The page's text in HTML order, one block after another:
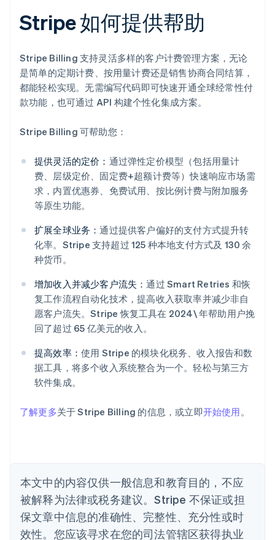
Stripe 如何提供帮助
Stripe Billing 支持灵活多样的客户计费管理方案，无论
是简单的定期计费、按用量计费还是销售协商合同结算，
都能轻松实现。无需编写代码即可快速开通全球经常性付
款功能，也可通过 API 构建个性化集成方案。
Stripe Billing 可帮助您：
提供灵活的定价： 通过弹性定价模型（包括用量计
费、层级定价、固定费+超额计费等）快速响应市场需
求，内置优惠券、免费试用、按比例计费与附加服务
等原生功能。
扩展全球业务：通过提供客户偏好的支付方式提升转
化率。Stripe 支持超过 125 种本地支付方式及 130 余
种货币。
增加收入并减少客户流失：通过 Smart Retries 和恢
复工作流程自动化技术，提高收入获取率并减少非自
愿客户流失。Stripe 恢复工具在 2024\ 年帮助用户挽
回了超过 65 亿美元的收入。
提高效率： 使用 Stripe 的模块化税务、收入报告和数
据工具，将多个收入系统整合为一个。轻松与第三方
软件集成。
了解更多关于 Stripe Billing 的信息，或立即开始使用。
本文中的内容仅供一般信息和教育目的，不应
被解释为法律或税务建议。Stripe 不保证或担
保文章中信息的准确性、完整性、充分性或时
效性。您应该寻求在您的司法管辖区获得执业
阿联酋
爱尔兰
English
爱沙尼亚
English
奥地利
澳大利亚
English
巴西
保加利亚
English
丹麦
德国
DeutschEnglish
法国